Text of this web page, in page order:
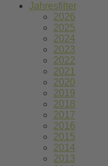
Jahresfilter
2026
2025
2024
2023
2022
2021
2020
2019
2018
2017
2016
2015
2014
2013